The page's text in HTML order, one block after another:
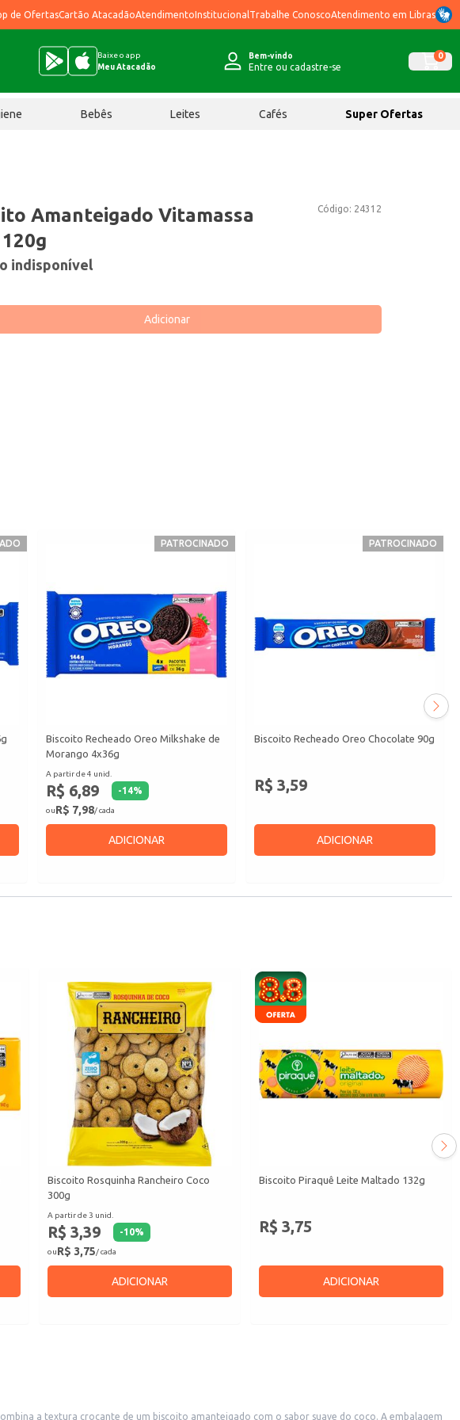
de OfertasCartão AtacadãoAtendimentoInstitucional Trabalhe ConoscoAtendimento em Libras
Baixe o app
Meu Atacadão
Bem-vindo
Entre ou cadastre-se
0
Bebês Leites Cafés Super Ofertas
Código: 24312
Amanteigado Vitamassa
indisponível
Adicionar
PATROCINADO
Biscoito Recheado Oreo Milkshake de
Morango 4x36g
A partir de 4 unid.
R$ 6,89 -14%
ouR$ 7,98/ cada
ADICIONAR
PATROCINADO
Biscoito Recheado Oreo Chocolate 90g
R$ 3,59
ADICIONAR
Biscoito Rosquinha Rancheiro Coco
300g
A partir de 3 unid.
R$ 3,39 -10%
ouR$ 3,75/ cada
ADICIONAR
Biscoito Piraquê Leite Maltado 132g
R$ 3,75
ADICIONAR